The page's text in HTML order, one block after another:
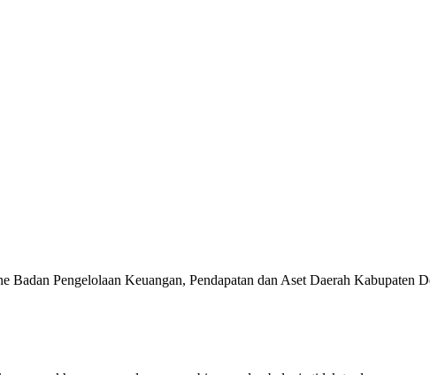
Badan Pengelolaan Keuangan, Pendapatan dan Aset Daerah Kabupaten